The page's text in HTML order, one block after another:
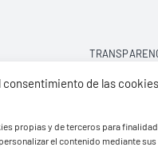
consentimiento de las cookies
propias y de terceros para
el contenido mediante
AVISO LEGAL
POLÍTICA DE